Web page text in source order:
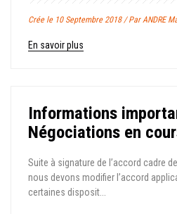
Crée le 10 Septembre 2018 / Par ANDRE
En savoir plus
Informations
Négociations en
Suite à signature de l’accord cadre
nous devons modifier l’accord
certaines disposit...